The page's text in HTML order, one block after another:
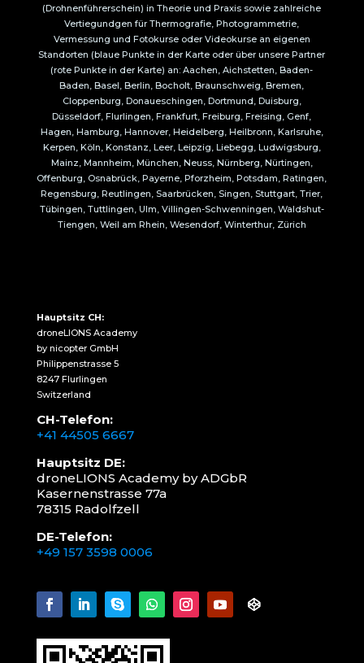
(Drohnenführerschein) in Theorie und Praxis sowie zahlreiche
Vertiegundgen für Thermografie, Photogrammetrie,
Vermessung und Fotokurse oder Videokurse an eigenen
Standorten (blaue Punkte in der Karte oder über unsere Partner
(rote Punkte in der Karte) an: Aachen, Aichstetten, Baden-
Baden, Basel, Berlin, Bocholt, Braunschweig, Bremen,
Cloppenburg, Donaueschingen, Dortmund, Duisburg,
Düsseldorf, Flurlingen, Frankfurt, Freiburg, Freising, Genf,
Hagen, Hamburg, Hannover, Heidelberg, Heilbronn, Karlsruhe,
Kerpen, Köln, Konstanz, Leer, Leipzig, Liebegg, Ludwigsburg,
Mainz, Mannheim, München, Neuss, Nürnberg, Nürtingen,
Offenburg, Osnabrück, Payerne, Pforzheim, Potsdam, Ratingen,
Regensburg, Reutlingen, Saarbrücken, Singen, Stuttgart, Trier,
Tübingen, Tuttlingen, Ulm, Villingen-Schwenningen, Waldshut-
Tiengen, Weil am Rhein, Wesendorf, Winterthur, Zürich
Hauptsitz CH:
droneLIONS Academy
by nicopter GmbH
Philippenstrasse 5
8247 Flurlingen
Switzerland
CH-Telefon:
+41 44505 6667
Hauptsitz DE:
droneLIONS Academy by ADGbR
Kasernenstrasse 77a
78315 Radolfzell
DE-Telefon:
+49 157 3598 0006